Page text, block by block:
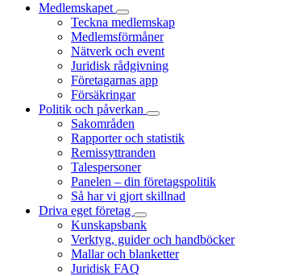
Medlemskapet
Teckna medlemskap
Medlemsförmåner
Nätverk och event
Juridisk rådgivning
Företagarnas app
Försäkringar
Politik och påverkan
Sakområden
Rapporter och statistik
Remissyttranden
Talespersoner
Panelen – din företagspolitik
Så har vi gjort skillnad
Driva eget företag
Kunskapsbank
Verktyg, guider och handböcker
Mallar och blanketter
Juridisk FAQ